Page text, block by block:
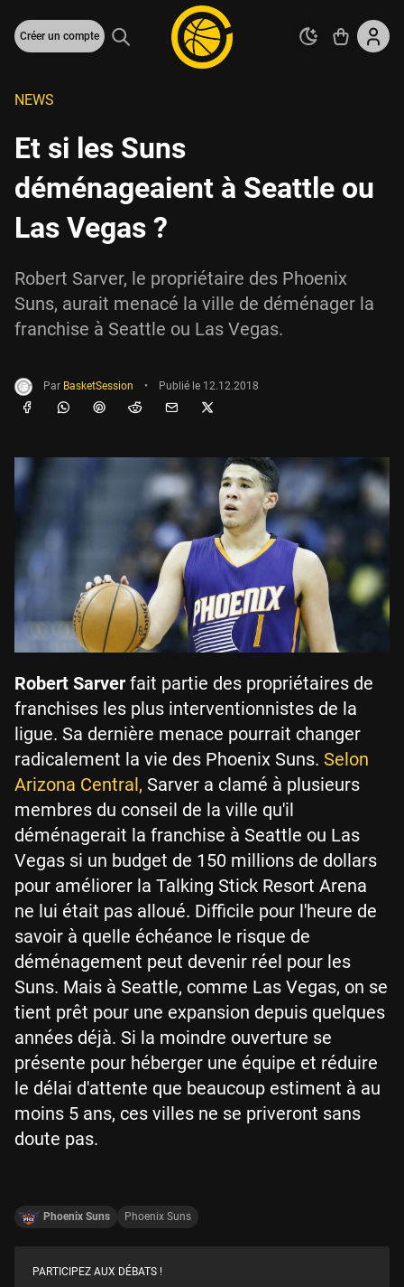
Créer un compte
NEWS
Et si les Suns
déménageaient à Seattle ou
Las Vegas ?
Robert Sarver, le propriétaire des Phoenix
Suns, aurait menacé la ville de déménager la
franchise à Seattle ou Las Vegas.
Par BasketSession • Publié le 12.12.2018
Robert Sarver fait partie des propriétaires de
franchises les plus interventionnistes de la
ligue. Sa dernière menace pourrait changer
radicalement la vie des Phoenix Suns. Selon
Arizona Central, Sarver a clamé à plusieurs
membres du conseil de la ville qu'il
déménagerait la franchise à Seattle ou Las
Vegas si un budget de 150 millions de dollars
pour améliorer la Talking Stick Resort Arena
ne lui était pas alloué. Difficile pour l'heure de
savoir à quelle échéance le risque de
déménagement peut devenir réel pour les
Suns. Mais à Seattle, comme Las Vegas, on se
tient prêt pour une expansion depuis quelques
années déjà. Si la moindre ouverture se
présente pour héberger une équipe et réduire
le délai d'attente que beaucoup estiment à au
moins 5 ans, ces villes ne se priveront sans
doute pas.
Phoenix Suns Phoenix Suns
PARTICIPEZ AUX DÉBATS !